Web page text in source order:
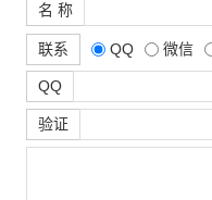
名 称
联系 QQ 微信
QQ
验证